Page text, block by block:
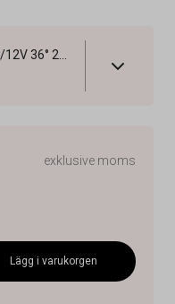
exklusive moms
Lägg i varukorgen